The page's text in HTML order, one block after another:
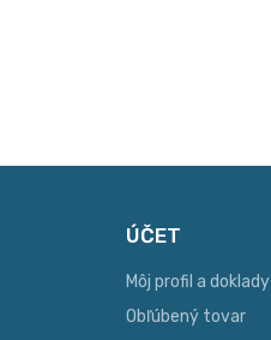
ÚČET
Môj profil a doklady
Obľúbený tovar